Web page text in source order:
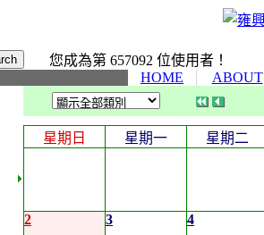
您成為第 657092 位使用者！
HOME
ABOUT
星期日 星期一 星期二
2 3 4